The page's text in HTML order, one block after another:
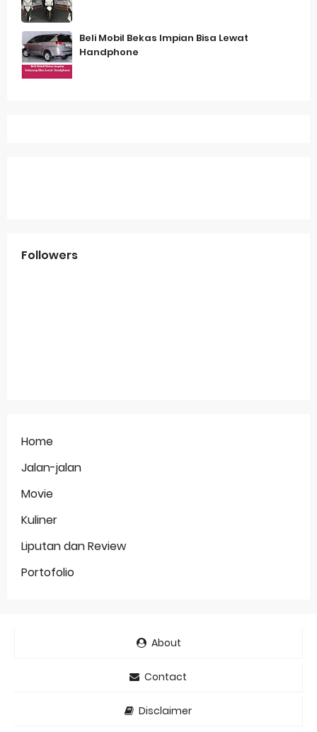
Beli Mobil Bekas Impian Bisa Lewat
Handphone
Followers
Home
Jalan-jalan
Movie
Kuliner
Liputan dan Review
Portofolio
About
Contact
Disclaimer